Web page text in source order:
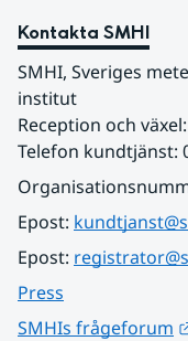
Kontakta SMHI
SMHI, Sveriges
institut
Reception och
Telefon kundtjänst:
Epost:
Epost:
Press
SMHIs frågeforum